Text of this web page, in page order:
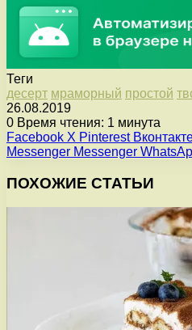
Теги
десерт мраморный простой
26.08.2019
0 Время чтения: 1 минута
Facebook X Pinterest
Messenger Messenger
ПОХОЖИЕ СТАТЬИ